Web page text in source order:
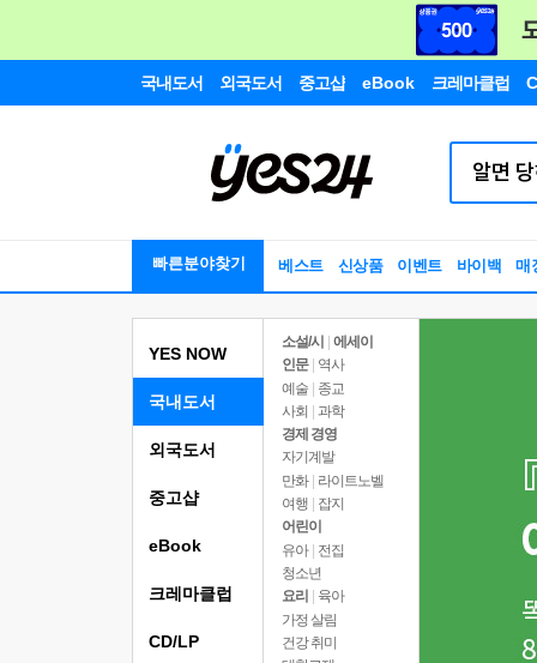
국내도서 외국도서 중고샵 eBook 크레마클럽
빠른분야찾기 베스트 신상품 이벤트 바이백 매
YES NOW
국내도서
소설/시
에세이
인문
역사
예술 | 종교
사회 | 과학
경제 경영
자기계발
만화 | 라이트노벨
여행
잡지
어린이
유아 | 전집
청소년
요리
육아
가정 살림
건강 취미
외국도서
중고샵
eBook
크레마클럽
CD/LP